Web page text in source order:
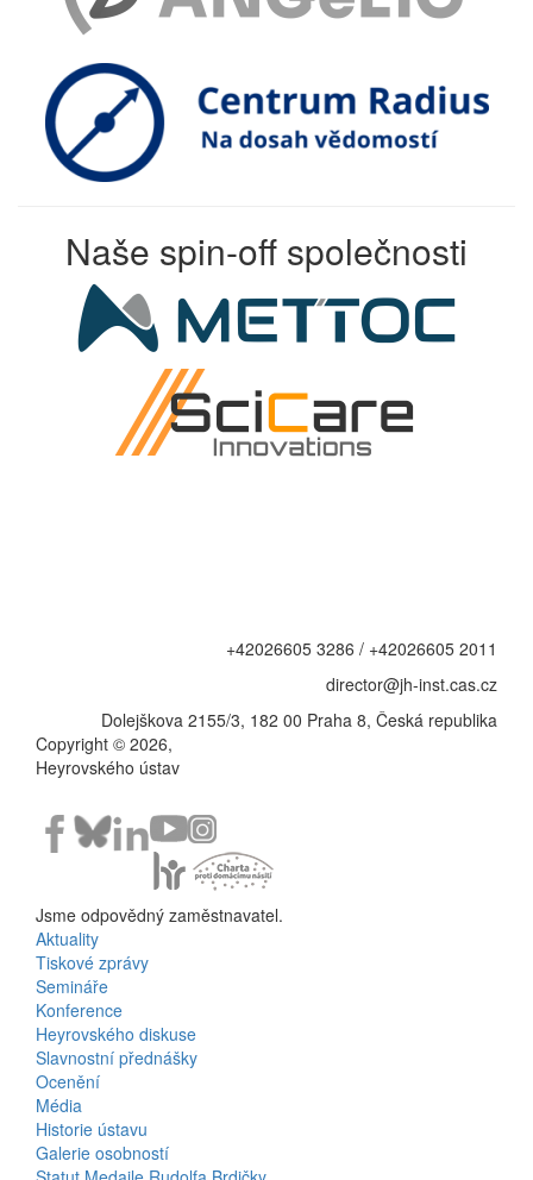
Naše spin-off společnosti
+42026605 3286 / +42026605 2011
director@jh-inst.cas.cz
Dolejškova 2155/3, 182 00 Praha 8, Česká republika
Copyright © 2026,
Heyrovského ústav
Jsme odpovědný zaměstnavatel.
Bottom
Menu
Activities
Aktuality
Tiskové zprávy
Semináře
Konference
Heyrovského diskuse
Slavnostní přednášky
Ocenění
Média
Historie ústavu
Galerie osobností